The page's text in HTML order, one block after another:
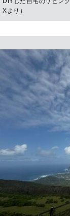
Xより）